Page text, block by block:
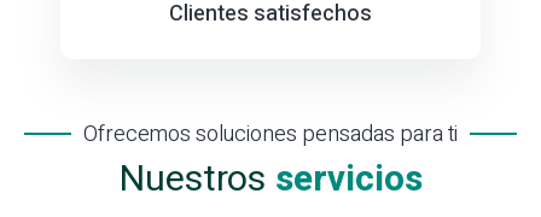
Clientes satisfechos
Ofrecemos soluciones pensadas para ti
Nuestros servicios